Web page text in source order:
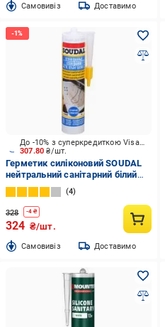
Cамовивіз Доставимо
307.80₴/шт.
До -10% з суперкредиткою Visa Вигода
Герметик силіконовий SOUDAL
нейтральний санітарний білий
280 мл
4
328 -4 ₴
324 ₴/шт.
Cамовивіз Доставимо